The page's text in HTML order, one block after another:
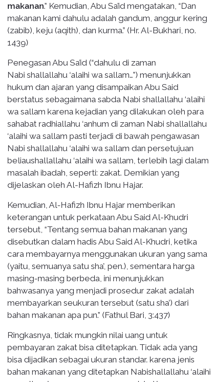
makanan.” Kemudian, Abu Sa’id mengatakan, “Dan
makanan kami dahulu adalah gandum, anggur kering
(zabib), keju (aqith), dan kurma.” (Hr. Al-Bukhari, no.
1439)
Penegasan Abu Sa’id (“dahulu di zaman
Nabi shallallahu ‘alaihi wa sallam…”) menunjukkan
hukum dan ajaran yang disampaikan Abu Said
berstatus sebagaimana sabda Nabi shallallahu ‘alaihi
wa sallam karena kejadian yang dilakukan oleh para
sahabat radhiallahu ‘anhum di zaman Nabi shallallahu
‘alaihi wa sallam pasti terjadi di bawah pengawasan
Nabi shallallahu ‘alaihi wa sallam dan persetujuan
beliaushallallahu ‘alaihi wa sallam, terlebih lagi dalam
masalah ibadah, seperti: zakat. Demikian yang
dijelaskan oleh Al-Hafizh Ibnu Hajar.
Kemudian, Al-Hafizh Ibnu Hajar memberikan
keterangan untuk perkataan Abu Said Al-Khudri
tersebut, “Tentang semua bahan makanan yang
disebutkan dalam hadis Abu Said Al-Khudri, ketika
cara membayarnya menggunakan ukuran yang sama
(yaitu, semuanya satu sha’, pen.), sementara harga
masing-masing berbeda, ini menunjukkan
bahwasanya yang menjadi prosedur zakat adalah
membayarkan seukuran tersebut (satu sha’) dari
bahan makanan apa pun.” (Fathul Bari, 3:437)
Ringkasnya, tidak mungkin nilai uang untuk
pembayaran zakat bisa ditetapkan. Tidak ada yang
bisa dijadikan sebagai ukuran standar. karena jenis
bahan makanan yang ditetapkan Nabishallallahu ‘alaihi